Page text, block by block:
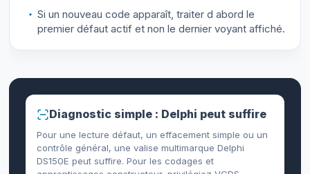
Si un nouveau code apparaît, traiter d abord le
premier défaut actif et non le dernier voyant affiché.
Diagnostic simple : Delphi peut suffire
Pour une lecture défaut, un effacement simple ou un
contrôle général, une valise multimarque Delphi
DS150E peut suffire. Pour les codages et